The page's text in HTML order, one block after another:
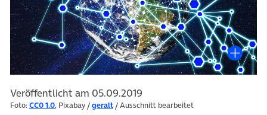
Veröffentlicht am 05.09.2019
Foto: CC0 1.0, Pixabay /geralt / Ausschnitt bearbeitet